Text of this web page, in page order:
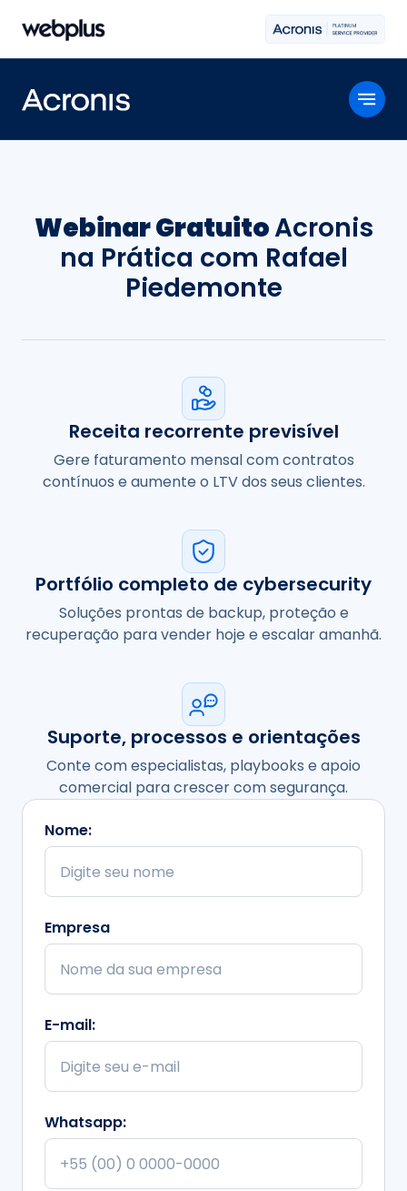
Webinar GratuitoAcronis
na Prática com Rafael
Piedemonte
Receita recorrente previsível
Gere faturamento mensal com contratos
contínuos e aumente o LTV dos seus clientes.
Portfólio completo de cybersecurity
Soluções prontas de backup, proteção e
recuperação para vender hoje e escalar amanhã.
Suporte, processos e orientações
Conte com especialistas, playbooks e apoio
comercial para crescer com segurança.
Nome:
Empresa
E-mail:
Whatsapp: